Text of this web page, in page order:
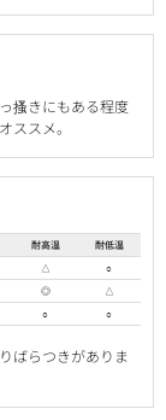
搔きにもある程度
ススメ。
耐高温
耐低温
△
○
◎
△
○ ○
ばらつきがありま